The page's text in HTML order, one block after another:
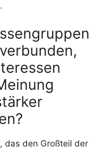
das den Großteil der